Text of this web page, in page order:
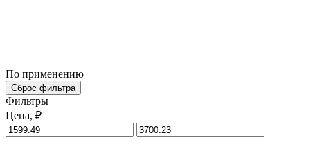
По применению
Сброс фильтра
Фильтры
Цена, ₽